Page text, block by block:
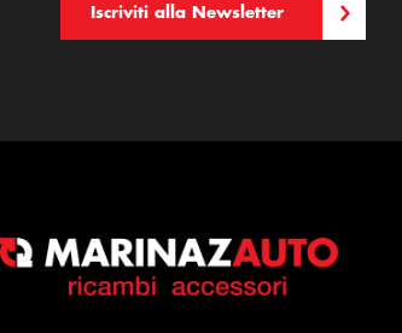
Iscriviti alla Newsletter